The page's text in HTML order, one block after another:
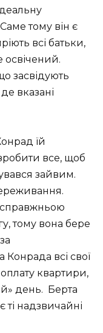
тому він є
всі батьки,
освічений.
засвідують
вказані
їй
все, щоб
зайвим.
справжньою
тому вона бере
всі свої
оплату квартири,
день. Берта
надзвичайні